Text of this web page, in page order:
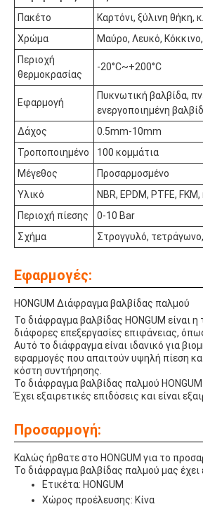
Πακέτο
Καρτόνι, ξύλινη θήκη,
Χρώμα
Μαύρο, Λευκό, Κόκκινο,
Περιοχή
θερμοκρασίας
-20°C~+200°C
Εφαρμογή
Πυκνωτική βαλβίδα,
ενεργοποιημένη
Δάχος
0.5mm-10mm
Τροποποιημένο
100 κομμάτια
Μέγεθος
Προσαρμοσμένο
Υλικό
NBR, EPDM, PTFE, FKM,
Περιοχή πίεσης
0-10 Bar
Σχήμα
Στρογγυλό,
Εφαρμογές:
HONGUM Διάφραγμα βαλβίδας παλμού
Το διάφραγμα βαλβίδας HONGUM είναι
διάφορες επεξεργασίες επιφάνειας,
Αυτό το διάφραγμα είναι ιδανικό για
εφαρμογές που απαιτούν υψηλή πίεση
κόστη συντήρησης.
Το διάφραγμα βαλβίδας παλμού
Έχει εξαιρετικές επιδόσεις και είναι
Προσαρμογή:
Καλώς ήρθατε στο HONGUM για το
Το διάφραγμα βαλβίδας παλμού μας
Ετικέτα: HONGUM
Χώρος προέλευσης: Κίνα